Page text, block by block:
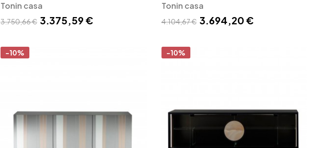
Tonin casa
3.750,66 € 3.375,59 €
Tonin casa
4.104,67 € 3.694,20 €
-10% -10%